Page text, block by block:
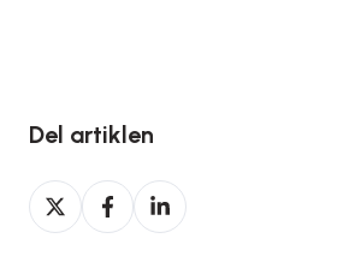
Del artiklen
Del
på
Del
på
Del
på